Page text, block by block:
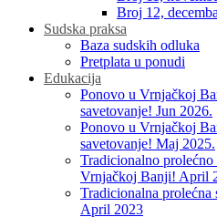
Broj 12,
Sudska praksa
Baza sudskih odluka
Pretplata u ponudi
Edukacija
Ponovo u Vrnjačkoj
savetovanje! Jun 2026.
Ponovo u Vrnjačkoj
savetovanje! Maj 2025.
Tradicionalno
Vrnjačkoj Banji! April
Tradicionalna
April 2023